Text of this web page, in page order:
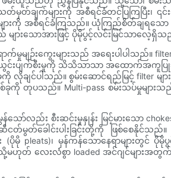
က်များကို အစီရင်ခံတင်ပြကြပြီး၊ ၎င်း
းကို အစီရင်ခံကြသည်။ ယုံကြည်စိတ်ချရသော
ျားသောအားဖြင့် ပိုမိုပွင့်လင်းမြင်သာလေ့ရှိသ
ျဉ်းကွေးများသည် အရေးပါပါသည်။
ယွင်းပျက်စီးမှုကို သိသိသာသာ အထောက်အ
ျင်ပါသည်။ စွမ်းဆောင်ရည်မြင့် filter မျ
ည်။ Multi-pass စမ်းသပ်မှုများသည် ရ
း စီးဆင်းမှုနှုန်း မြင့်မားသော chokes
ေါင်းပါးခြင်းတို့ကို ဖြစ်စေနိုင်သည်။ မ
(ပိုမို pleats)၊ မှန်ကန်သောနေရာများတွင်
မဟုတ် လေးလံစွာ loaded အင်ဂျင်များ